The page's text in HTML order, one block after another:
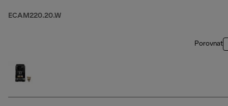
ECAM220.20.W
Porovnat